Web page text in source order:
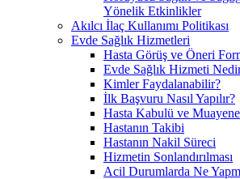
Yönelik Etkinlikler
Akılcı İlaç Kullanımı Politikası
Evde Sağlık Hizmetleri
Hasta Görüş ve Öneri
Evde Sağlık Hizmeti
Kimler Faydalanabilir?
İlk Başvuru Nasıl Yapılır?
Hasta Kabulü ve
Hastanın Takibi
Hastanın Nakil Süreci
Hizmetin Sonlandırılması
Acil Durumlarda Ne